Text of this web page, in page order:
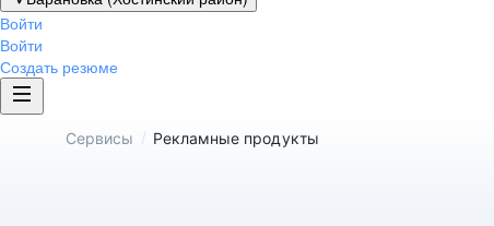
Войти
Войти
Создать резюме
Сервисы / Рекламные продукты